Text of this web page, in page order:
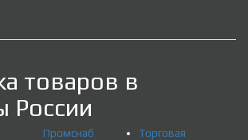
товаров в
России
Промснаб
Торговая